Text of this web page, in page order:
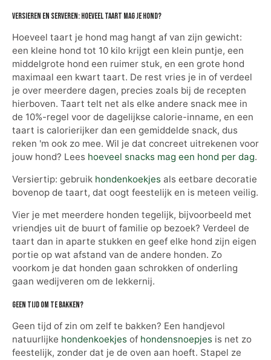
Versieren en serveren: hoeveel taart mag je hond?
Hoeveel taart je hond mag hangt af van zijn gewicht:
een kleine hond tot 10 kilo krijgt een klein puntje, een
middelgrote hond een ruimer stuk, en een grote hond
maximaal een kwart taart. De rest vries je in of verdeel
je over meerdere dagen, precies zoals bij de recepten
hierboven. Taart telt net als elke andere snack mee in
de 10%-regel voor de dagelijkse calorie-inname, en een
taart is calorierijker dan een gemiddelde snack, dus
reken 'm ook zo mee. Wil je dat concreet uitrekenen voor
jouw hond? Lees hoeveel snacks mag een hond per dag.
Versiertip: gebruik hondenkoekjes als eetbare decoratie
bovenop de taart, dat oogt feestelijk en is meteen veilig.
Vier je met meerdere honden tegelijk, bijvoorbeeld met
vriendjes uit de buurt of familie op bezoek? Verdeel de
taart dan in aparte stukken en geef elke hond zijn eigen
portie op wat afstand van de andere honden. Zo
voorkom je dat honden gaan schrokken of onderling
gaan wedijveren om de lekkernij.
Geen tijd om te bakken?
Geen tijd of zin om zelf te bakken? Een handjevol
natuurlijke hondenkoekjes of hondensnoepjes is net zo
feestelijk, zonder dat je de oven aan hoeft. Stapel ze